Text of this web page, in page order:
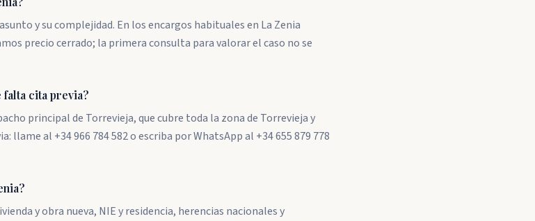
y su complejidad. En los encargos habituales en La Zenia
precio cerrado; la primera consulta para valorar el caso no se
falta cita previa?
principal de Torrevieja, que cubre toda la zona de Torrevieja y
llame al +34 966 784 582 o escriba por WhatsApp al +34 655 879 778
y obra nueva, NIE y residencia, herencias nacionales y